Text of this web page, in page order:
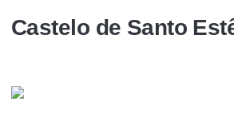
Castelo de Santo